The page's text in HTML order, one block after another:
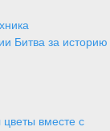
Битва за историю
цветы вместе с